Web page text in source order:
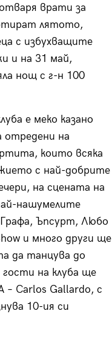
врати за
лятото,
с избухващите
и на 31 май,
нощ с г-н 100
е меко казано
на
които всяка
с най-добрите
на сцената на
нашумелите
Ъпсурт, Любо
и много други ще
да танцува до
на клуба ще
– Carlos Gallardo, с
10-ия си